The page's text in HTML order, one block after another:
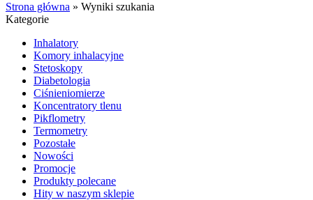
Strona główna » Wyniki szukania
Kategorie
Inhalatory
Komory inhalacyjne
Stetoskopy
Diabetologia
Ciśnieniomierze
Koncentratory tlenu
Pikflometry
Termometry
Pozostałe
Nowości
Promocje
Produkty polecane
Hity w naszym sklepie